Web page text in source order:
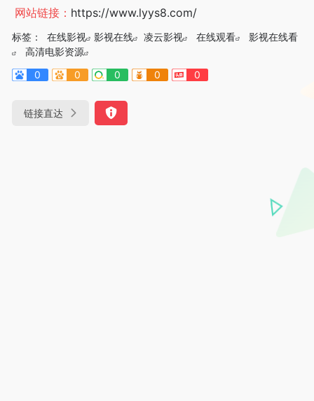
网站链接： https://www.lyys8.com/
标签： 在线影视 影视在线 凌云影视 在线观看
影视在线看
高清电影资源
0
0 0 0 0
链接直达